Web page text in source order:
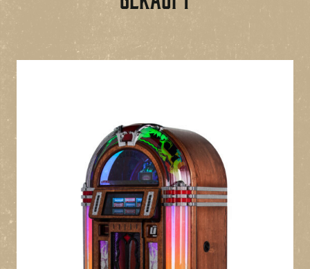
Aux-Ausgang – verbinden Sie sich mit externen
5-Wege-abgestimmtes Lautsprechergehäuse mit 1 x
einfachste Jukebox-Technologie der Welt
Infrarot-Fernbedienung
Energiesparende LED-Beleuchtung
Auto-Dim-LCD-Display (Standard 10s)
Niedrigstrommodus 'Schlafmodus'
Option für automatischen 'Schlafmodus' (1 bis 12